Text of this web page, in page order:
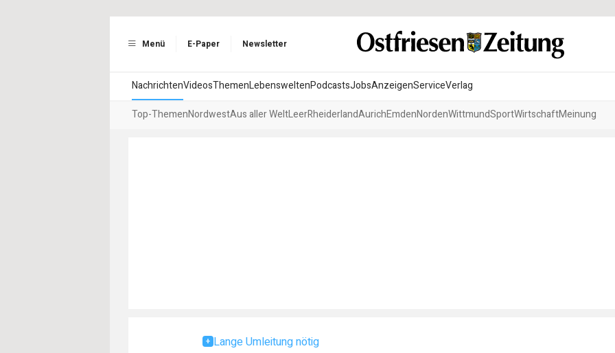
Menü E-Paper Newsletter
NachrichtenVideosThemenLebensweltenPodcastsJobsAnzeigenServiceVerlag
Top-ThemenNordwestAus aller WeltLeerRheiderlandAurichEmdenNordenWittmundSportWirtschaftMeinung
Lange Umleitung nötig